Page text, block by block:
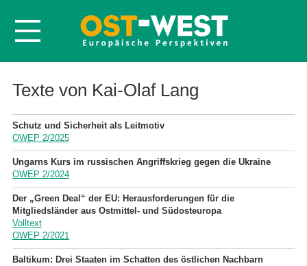
Startseite
Volltexte
Probeheft
Nachbestellen
Abonnieren
Kontakt
Texte von Kai-Olaf Lang
Schutz und Sicherheit als Leitmotiv
OWEP 2/2025
Ungarns Kurs im russischen Angriffskrieg gegen die Ukraine
OWEP 2/2024
Der „Green Deal“ der EU: Herausforderungen für die
Mitgliedsländer aus Ostmittel- und Südosteuropa
Volltext
OWEP 2/2021
Baltikum: Drei Staaten im Schatten des östlichen Nachbarn